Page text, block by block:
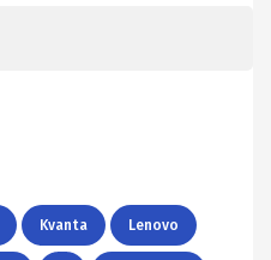
Kvanta Lenovo